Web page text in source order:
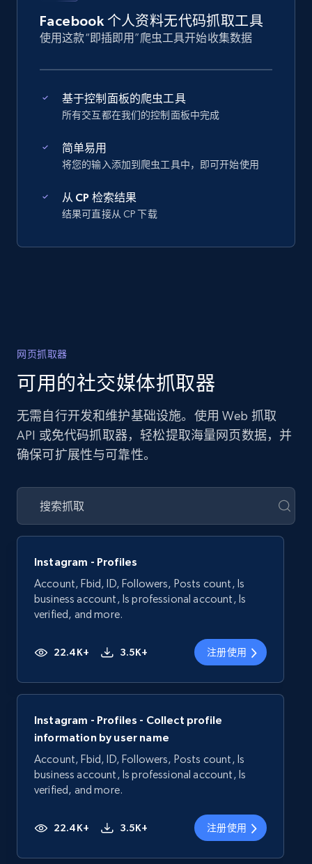
Facebook 个人资料无代码抓取工具
使用这款“即插即用”爬虫工具开始收集数据
基于控制面板的爬虫工具
所有交互都在我们的控制面板中完成
简单易用
将您的输入添加到爬虫工具中，即可开始使用
从 CP 检索结果
结果可直接从 CP 下载
网页抓取器
可用的社交媒体抓取器
无需自行开发和维护基础设施。使用 Web 抓取
API 或免代码抓取器，轻松提取海量网页数据，并
确保可扩展性与可靠性。
Instagram - Profiles
Account, Fbid, ID, Followers, Posts count, Is
business account, Is professional account, Is
verified, and more.
22.4K+ 3.5K+ 注册使用
Instagram - Profiles - Collect profile
information by user name
Account, Fbid, ID, Followers, Posts count, Is
business account, Is professional account, Is
verified, and more.
22.4K+ 3.5K+ 注册使用